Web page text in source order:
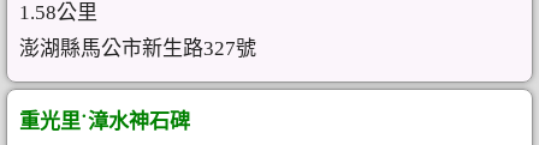
1.58公里
澎湖縣馬公市新生路327號
重光里˙漳水神石碑